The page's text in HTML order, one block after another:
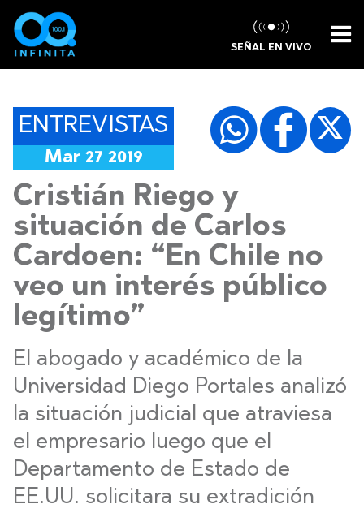
SEÑAL EN VIVO
ENTREVISTAS
Mar 27 2019
Cristián Riego y
situación de Carlos
Cardoen: “En Chile no
veo un interés público
legítimo”
El abogado y académico de la
Universidad Diego Portales analizó
la situación judicial que atraviesa
el empresario luego que el
Departamento de Estado de
EE.UU. solicitara su extradición